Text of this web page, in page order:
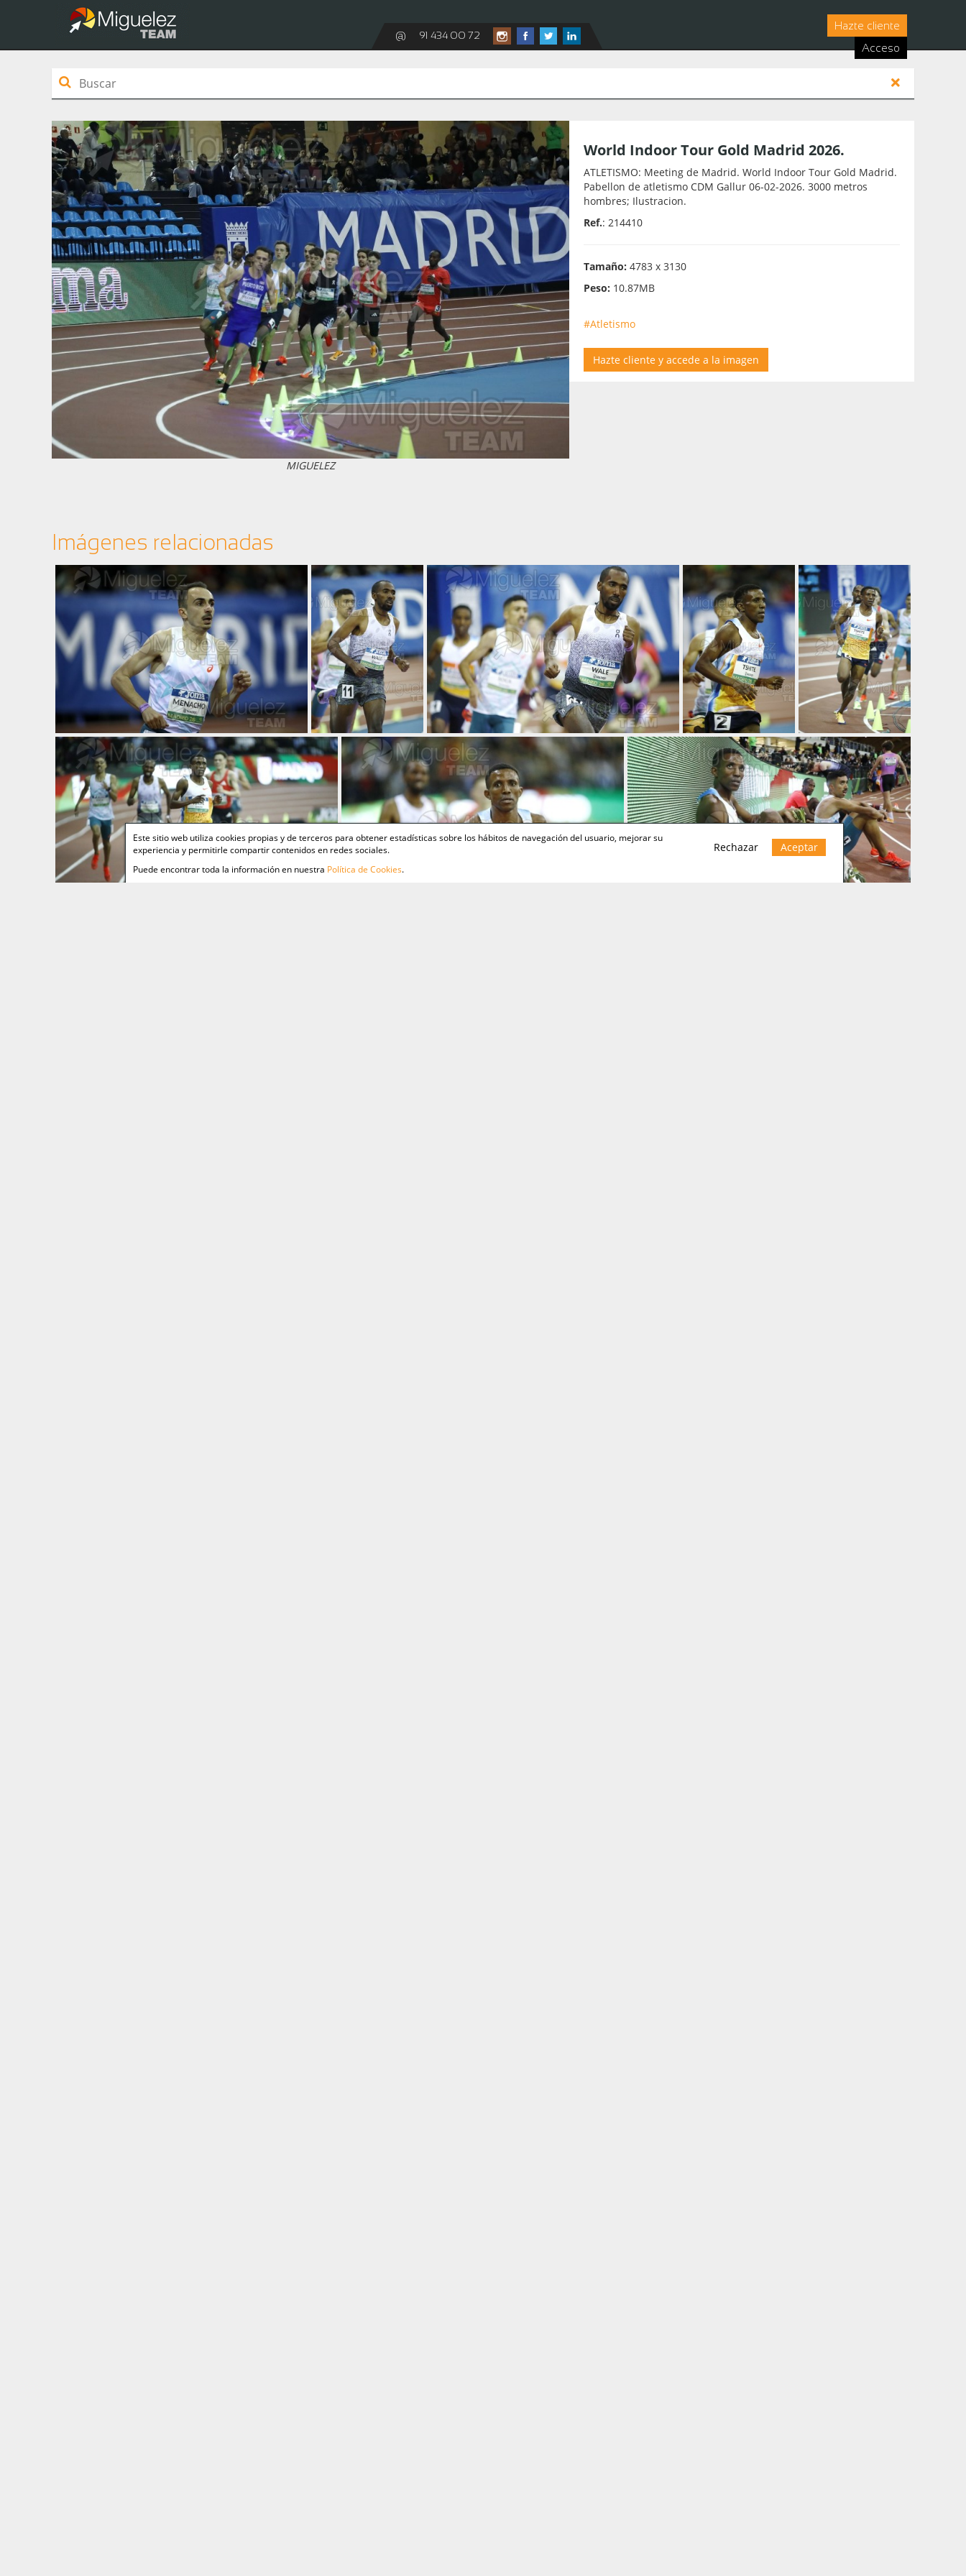
Hazte cliente
Acceso
@ 91 434 00 72
MIGUELEZ
World Indoor Tour Gold Madrid 2026.
ATLETISMO: Meeting de Madrid. World Indoor Tour Gold Madrid.
Pabellon de atletismo CDM Gallur 06-02-2026. 3000 metros
hombres; Ilustracion.
Ref.: 214410
Tamaño: 4783 x 3130
Peso: 10.87MB
#Atletismo
Hazte cliente y accede a la imagen
Imágenes relacionadas
Este sitio web utiliza cookies propias y de terceros para obtener estadísticas sobre los hábitos de navegación del usuario, mejorar su
experiencia y permitirle compartir contenidos en redes sociales.
Puede encontrar toda la información en nuestra Política de Cookies.
Rechazar Aceptar